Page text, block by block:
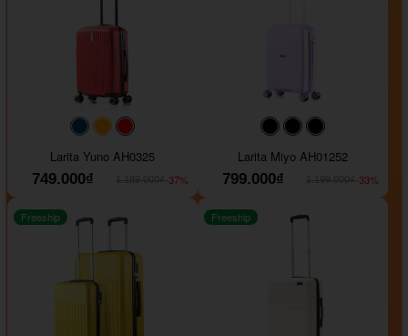
#093f69#ffa500
Larita Yuno AH0325
749.000₫
-37%
#000000#000000
Larita Miyo AH01252
799.000₫
-33%
Freeship Freeship